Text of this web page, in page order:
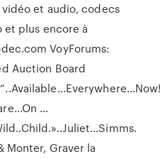
et audio, codecs
plus encore à
VoyForums:
Auction Board
...
Monter, Graver la